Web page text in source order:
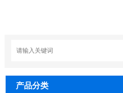
产品分类